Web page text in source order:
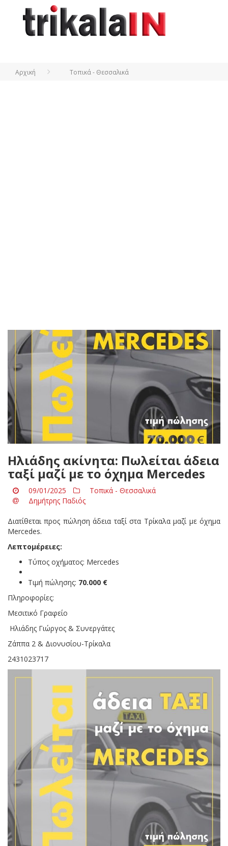
Αρχική Τοπικά - Θεσσαλικά
Ηλιάδης ακίνητα: Πωλείται άδεια
ταξί μαζί με το όχημα Mercedes
09/01/2025
Τοπικά - Θεσσαλικά
Δημήτρης Παδιός
Διατίθεται προς πώληση άδεια ταξί στα Τρίκαλα μαζί με όχημα
Mercedes.
Λεπτομέρειες:
Τύπος οχήματος: Mercedes
Τιμή πώλησης: 70.000 €
Πληροφορίες:
Μεσιτικό Γραφείο
Ηλιάδης Γιώργος & Συνεργάτες
Ζάππα 2 & Διονυσίου-Τρίκαλα
2431023717